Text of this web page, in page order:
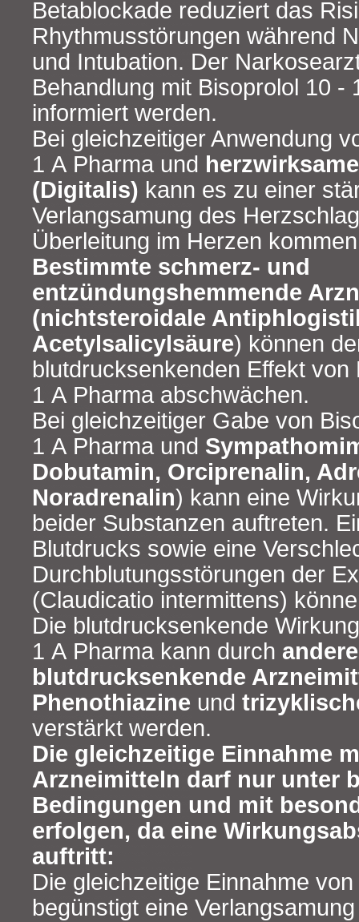
Betablockade reduziert das
Rhythmusstörungen während
und Intubation. Der
Behandlung mit Bisoprolol 10 -
informiert werden.
Bei gleichzeitiger Anwendung
1 A Pharma und
(Digitalis) kann es zu einer
Verlangsamung des
Überleitung im Herzen
Bestimmte schmerz- und
entzündungshemmende
(nichtsteroidale
Acetylsalicylsäure) können
blutdrucksenkenden Effekt von
1 A Pharma abschwächen.
Bei gleichzeitiger Gabe von
1 A Pharma und
Dobutamin, Orciprenalin,
Noradrenalin) kann eine
beider Substanzen auftreten.
Blutdrucks sowie eine
Durchblutungsstörungen der
(Claudicatio intermittens)
Die blutdrucksenkende
1 A Pharma kann durch andere
blutdrucksenkende
Phenothiazine und
verstärkt werden.
Die gleichzeitige Einnahme
Arzneimitteln darf nur unter
Bedingungen und mit
erfolgen, da eine
auftritt:
Die gleichzeitige Einnahme von
begünstigt eine